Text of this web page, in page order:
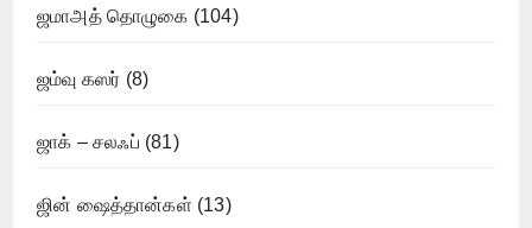
ஜமாஅத் தொழுகை (104)
ஜம்வு கஸர் (8)
ஜாக் – சலஃப் (81)
ஜின் ஷைத்தான்கள் (13)